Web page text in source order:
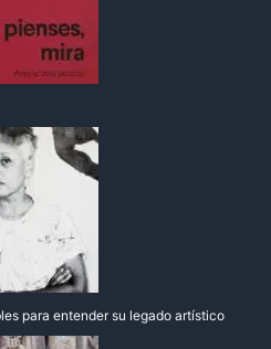
para entender su legado artístico